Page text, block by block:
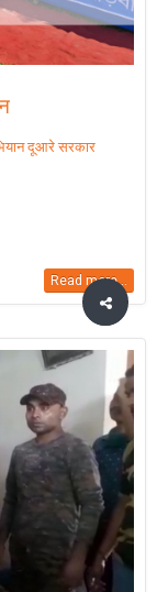
दूआरे सरकार
Read more...